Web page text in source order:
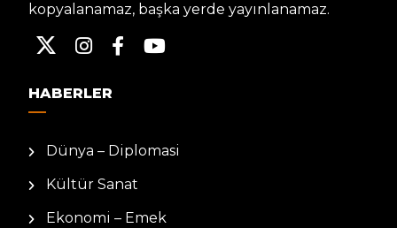
kopyalanamaz, başka yerde yayınlanamaz.
HABERLER
Dünya – Diplomasi
Kültür Sanat
Ekonomi – Emek